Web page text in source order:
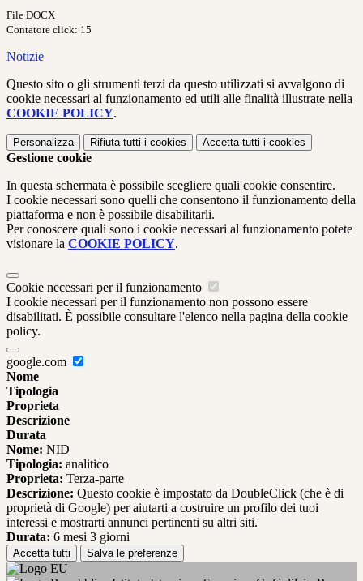
File DOCX
Contatore click: 15
Notizie
Questo sito o gli strumenti terzi da questo utilizzati si avvalgono di
cookie necessari al funzionamento ed utili alle finalità illustrate nella
COOKIE POLICY.
Personalizza Rifiuta tutti i cookies Accetta tutti i cookies
Gestione cookie
In questa schermata è possibile scegliere quali cookie consentire.
I cookie necessari sono quelli che consentono il funzionamento della
piattaforma e non è possibile disabilitarli.
Per conoscere quali sono i cookie necessari al funzionamento potete
visionare la COOKIE POLICY.
Cookie necessari per il funzionamento
I cookie necessari per il funzionamento non possono essere
disabilitati. È possibile consultare l'elenco nella pagina della cookie
policy.
google.com
Nome
Tipologia
Proprieta
Descrizione
Durata
Nome: NID
Tipologia: analitico
Proprieta: Terza-parte
Descrizione: Questo cookie è impostato da DoubleClick (che è di
proprietà di Google) per aiutarti a costruire un profilo dei tuoi
interessi e mostrarti annunci pertinenti su altri siti.
Durata: 6 mesi 3 giorni
Accetta tutti Salva le preferenze